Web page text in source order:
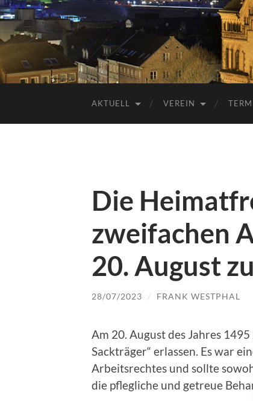
AKTUELL VEREIN
Die
zweifachen
20. August
28/07/2023 / FRANK WESTPHAL
Am 20. August des Jahres
Sackträger“ erlassen. Es war
Arbeitsrechtes und sollte
die pflegliche und getreue